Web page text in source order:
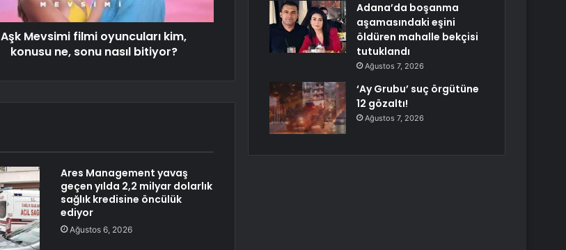
Aşk Mevsimi filmi oyuncuları kim,
konusu ne, sonu nasıl bitiyor?
Ares Management yavaş
geçen yılda 2,2 milyar dolarlık
sağlık kredisine öncülük
ediyor
Ağustos 6, 2026
Adana’da boşanma
aşamasındaki eşini
öldüren mahalle bekçisi
tutuklandı
Ağustos 7, 2026
‘Ay Grubu’ suç örgütüne
12 gözaltı!
Ağustos 7, 2026